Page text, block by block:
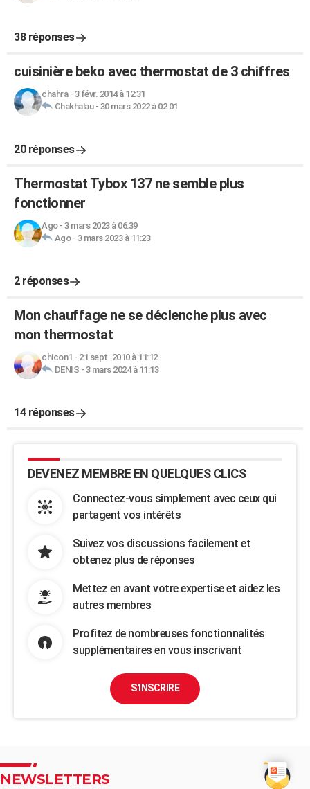
38 réponses
cuisinière beko avec thermostat de 3 chiffres
chahra- 3 févr. 2014 à 12:31
Chakhalau- 30 mars 2022 à 02:01
20 réponses
Thermostat Tybox 137 ne semble plus
fonctionner
Ago- 3 mars 2023 à 06:39
Ago- 3 mars 2023 à 11:23
2 réponses
Mon chauffage ne se déclenche plus avec
mon thermostat
chicon1 - 21 sept. 2010 à 11:12
DENIS - 3 mars 2024 à 11:13
14 réponses
DEVENEZ MEMBRE EN QUELQUES CLICS
Connectez-vous simplement avec ceux qui
partagent vos intérêts
Suivez vos discussions facilement et
obtenez plus de réponses
Mettez en avant votre expertise et aidez les
autres membres
Profitez de nombreuses fonctionnalités
supplémentaires en vous inscrivant
S'INSCRIRE
NEWSLETTERS